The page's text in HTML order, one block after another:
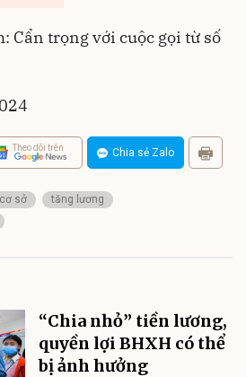
Cẩn trọng với cuộc gọi từ số
Theo dõi trên Chia sẻ Zalo
sở
tăng lương
“Chia nhỏ” tiền lương,
quyền lợi BHXH có thể
bị ảnh hưởng